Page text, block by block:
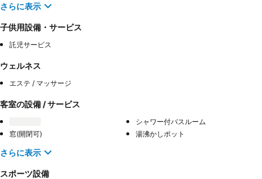
さらに表示
子供用設備・サービス
託児サービス
ウェルネス
エステ / マッサージ
客室の設備 / サービス
シャワー付バスルーム
窓(開閉可)
湯沸かしポット
さらに表示
スポーツ設備